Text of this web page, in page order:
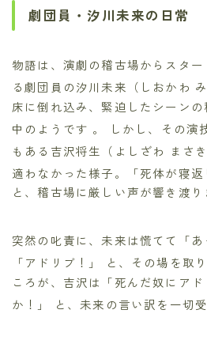
劇団員・汐川未来の日常
物語は、演劇の稽古場からスター
る劇団員の汐川未来（しおかわ
床に倒れ込み、緊迫したシーン
中のようです 。 しかし、その演
もある吉沢将生（よしざわ まさ
適わなかった様子。「死体が寝返
と、稽古場に厳しい声が響き渡り
突然の叱責に、未来は慌てて「あ
「アドリブ！」
と、その場を取
ころが、吉沢は「死んだ奴にア
か！」
と、未来の言い訳を一切